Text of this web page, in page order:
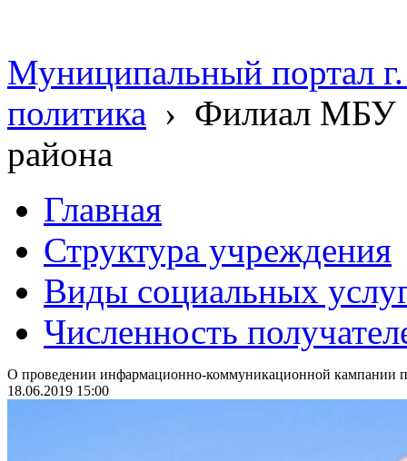
Муниципальный портал
политика › Филиал МБУ
района
Главная
Структура учреждения
Виды социальных
Численность
О проведении инфармационно-коммуникационной кампании
18.06.2019 15:00